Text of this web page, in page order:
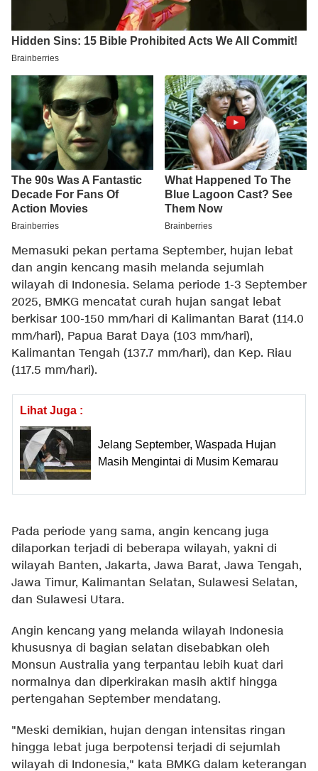
Memasuki pekan pertama September, hujan lebat
dan angin kencang masih melanda sejumlah
wilayah di Indonesia. Selama periode 1-3 September
2025, BMKG mencatat curah hujan sangat lebat
berkisar 100-150 mm/hari di Kalimantan Barat (114.0
mm/hari), Papua Barat Daya (103 mm/hari),
Kalimantan Tengah (137.7 mm/hari), dan Kep. Riau
(117.5 mm/hari).
Lihat Juga :
Jelang September, Waspada Hujan
Masih Mengintai di Musim Kemarau
Pada periode yang sama, angin kencang juga
dilaporkan terjadi di beberapa wilayah, yakni di
wilayah Banten, Jakarta, Jawa Barat, Jawa Tengah,
Jawa Timur, Kalimantan Selatan, Sulawesi Selatan,
dan Sulawesi Utara.
Angin kencang yang melanda wilayah Indonesia
khususnya di bagian selatan disebabkan oleh
Monsun Australia yang terpantau lebih kuat dari
normalnya dan diperkirakan masih aktif hingga
pertengahan September mendatang.
"Meski demikian, hujan dengan intensitas ringan
hingga lebat juga berpotensi terjadi di sejumlah
wilayah di Indonesia," kata BMKG dalam keterangan